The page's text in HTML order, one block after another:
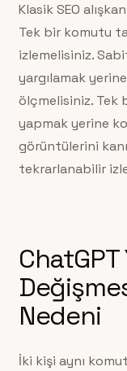
Klasik SEO
Tek bir komutu
izlemelisiniz.
yargılamak
ölçmelisiniz. Tek
yapmak yerine
görüntülerini
tekrarlanabilir
ChatGPT
Nedeni
İki kişi aynı